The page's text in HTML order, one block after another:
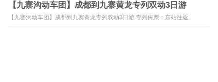
【九寨沟动车团】成都到九寨黄龙专列双动3日游
【九寨沟动车团】成都到九寨黄龙专列双动3日游 专列保票：东站往返